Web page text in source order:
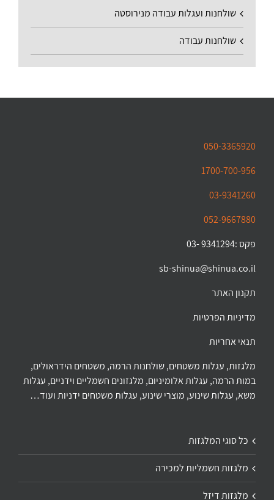
שולחנות ועגלות עבודה מנירוסטה
שולחנות עבודה
050-3365920
1700-700-956
03-9341260
052-9667880
פקס :9341294 -03
sb-shinua@shinua.co.il
תקנון האתר
מדיניות הפרטיות
תנאי אחריות
מלגזות, עגלות משטחים, שולחנות הרמה, משטחים הידראולים,
במות הרמה, עגלות אלומיניום, מלגזונים חשמליים וידניים, עגלות
משא, עגלות שינוע, מוצרי שינוע, עגלות משטחים ידניות ועוד…
כל סוגי המלגזות
מלגזות חשמליות למכירה
מלגזות דיזל